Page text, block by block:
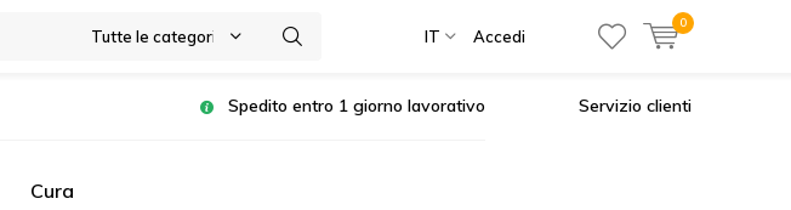
Tutte le categorie IT Accedi
0
Spedito entro 1 giorno lavorativo Servizio clienti
Cura